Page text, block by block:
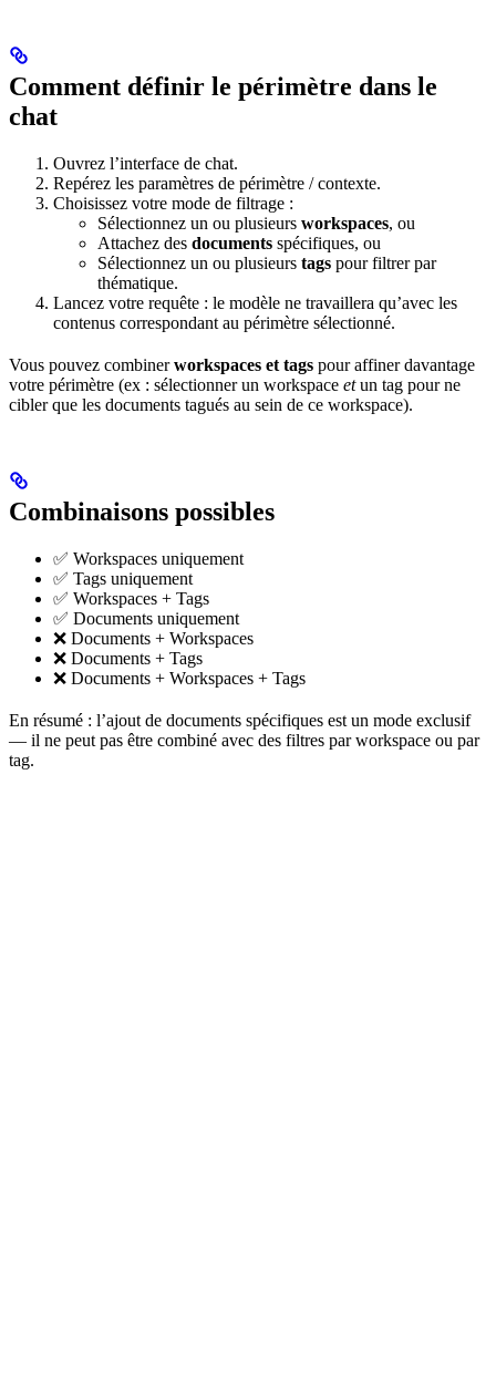
Comment définir le périmètre dans le
chat
Ouvrez l’interface de chat.
Repérez les paramètres de périmètre / contexte.
Choisissez votre mode de filtrage :
Sélectionnez un ou plusieurs workspaces, ou
Attachez des documents spécifiques, ou
Sélectionnez un ou plusieurs tags pour filtrer par
thématique.
Lancez votre requête : le modèle ne travaillera qu’avec les
contenus correspondant au périmètre sélectionné.
Vous pouvez combinerworkspaces et tags pour affiner davantage
votre périmètre (ex : sélectionner un workspace etun tag pour ne
cibler que les documents tagués au sein de ce workspace).
Combinaisons possibles
✅ Workspaces uniquement
✅ Tags uniquement
✅ Workspaces + Tags
✅ Documents uniquement
❌ Documents + Workspaces
❌ Documents + Tags
❌ Documents + Workspaces + Tags
En résumé : l’ajout de documents spécifiques est un mode exclusif
— il ne peut pas être combiné avec des filtres par workspace ou par
tag.